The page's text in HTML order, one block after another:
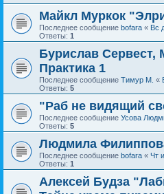
Майкл Муркок
Последнее сообщение bofara « Вс
Ответы: 1
Бурислав Сервест,
Практика 1
Последнее сообщение Тимур М. «
Ответы: 5
"Раб не видящий
Последнее сообщение Усова
Ответы: 5
Людмила
Последнее сообщение bofara « Чт
Ответы: 1
Алексей Будза